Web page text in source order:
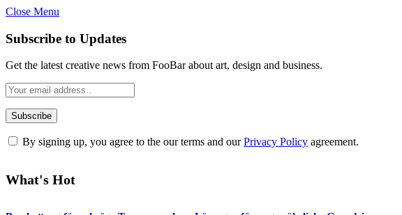
Close Menu
Subscribe to Updates
Get the latest creative news from FooBar about art, design and business.
By signing up, you agree to the our terms and ourPrivacy Policy agreement.
What's Hot